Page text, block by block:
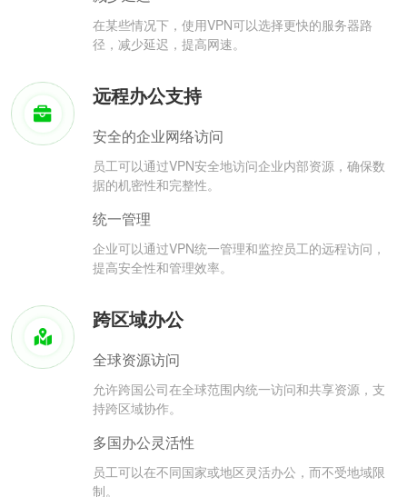
在某些情况下，使用VPN可以选择更快的服务器路
径，减少延迟，提高网速。
远程办公支持
安全的企业网络访问
员工可以通过VPN安全地访问企业内部资源，确保数
据的机密性和完整性。
统一管理
企业可以通过VPN统一管理和监控员工的远程访问，
提高安全性和管理效率。
跨区域办公
全球资源访问
允许跨国公司在全球范围内统一访问和共享资源，支
持跨区域协作。
多国办公灵活性
员工可以在不同国家或地区灵活办公，而不受地域限
制。